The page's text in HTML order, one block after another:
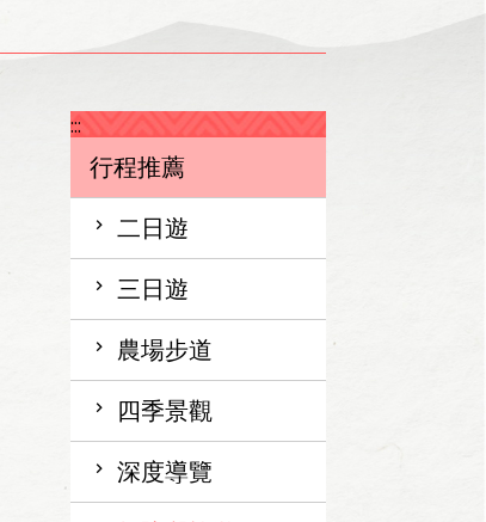
:::
行程推薦
二日遊
三日遊
農場步道
四季景觀
深度導覽